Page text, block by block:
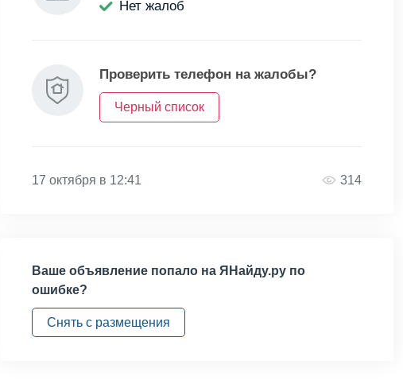
Нет жалоб
Проверить телефон на жалобы?
Черный список
17 октября в 12:41 314
Ваше объявление попало на ЯНайду.ру по
ошибке?
Снять с размещения